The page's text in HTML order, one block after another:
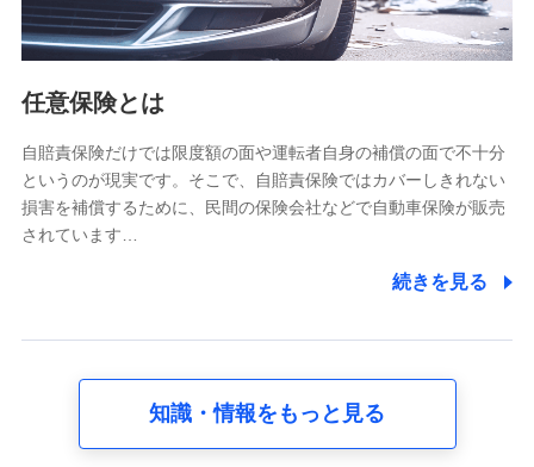
報。例として、dポイントカード番号、性別、年齢、家族
構成、住所、dポイント残高、dポイント利用履歴などが
含まれます。
当社又は株式会社NTTドコモが提供する各種サービスな
又は株式会社NTTドコモが提供する各種サービスのご契
約状態・ご利用履歴インターネット利用時の行動に関す
る情報、アプリケーション利用時の行動に関する情報、
購入されたサービスや商品の名称・購入場所・決済に関
する情報、アンケートの回答に関する情報などが含まれ
の内容、保険料、保険料のお支払方法、車のメーカーや
走行距離などの情報、建物の構造や築年数などの情報、
任意保険とは
自賠責保険だけでは限度額の面や運転者自身の補償の面で不十分
というのが現実です。そこで、自賠責保険ではカバーしきれない
損害を補償するために、民間の保険会社などで自動車保険が販売
されています…
続きを見る
知識・情報をもっと見る